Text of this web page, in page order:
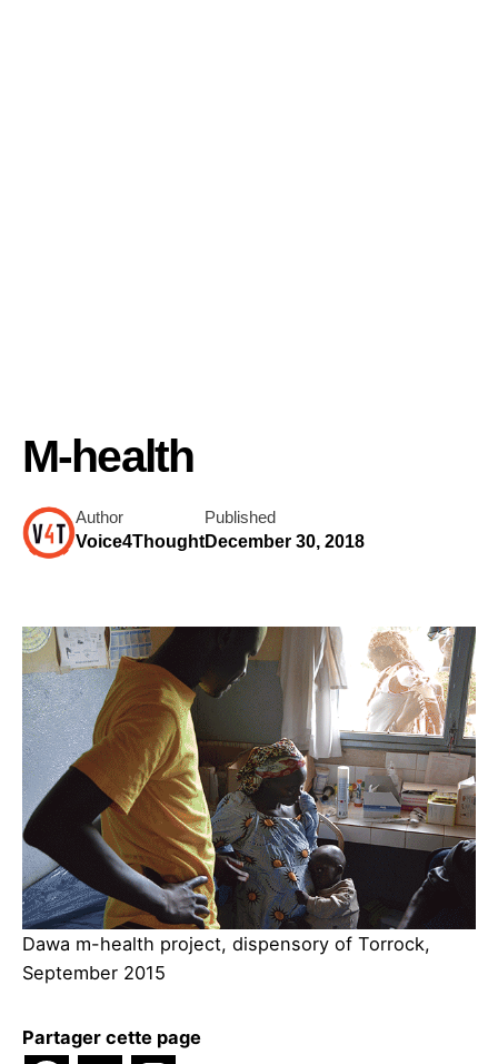
M-health
Author
Voice4Thought
Published
December 30, 2018
Dawa m-health project, dispensory of Torrock,
September 2015
Partager cette page